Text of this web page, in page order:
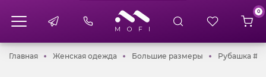
0
ГлавнаяГлавнаяЖенская одежда Женская одежда
Большие размеры Большие
Рубашка